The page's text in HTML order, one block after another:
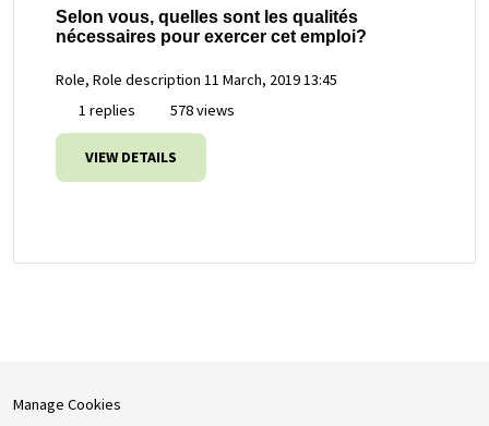
Selon vous, quelles sont les qualités
nécessaires pour exercer cet emploi?
Role, Role description 11 March, 2019 13:45
1 replies
578 views
VIEW DETAILS
Manage Cookies